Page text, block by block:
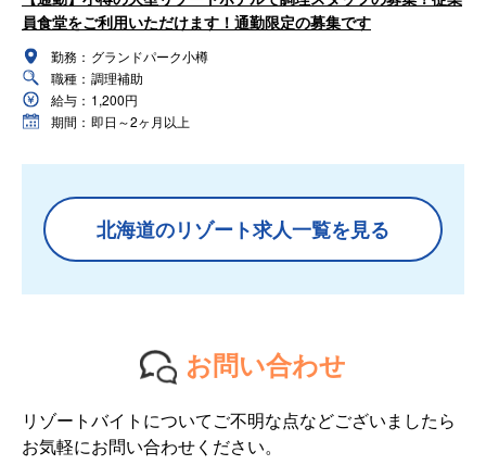
員食堂をご利用いただけます！通勤限定の募集です
勤務： グランドパーク小樽
職種： 調理補助
給与： 1,200円
期間： 即日～2ヶ月以上
北海道のリゾート求人一覧を見る
お問い合わせ
リゾートバイトについてご不明な点などございましたら
お気軽にお問い合わせください。